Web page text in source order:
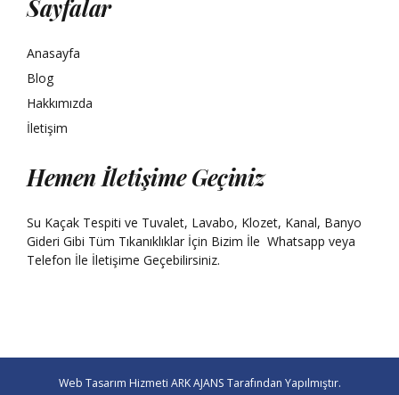
Sayfalar
Anasayfa
Blog
Hakkımızda
İletişim
Hemen İletişime Geçiniz
Su Kaçak Tespiti ve Tuvalet, Lavabo, Klozet, Kanal, Banyo
Gideri Gibi Tüm Tıkanıklıklar İçin Bizim İle Whatsapp veya
Telefon İle İletişime Geçebilirsiniz.
Web Tasarım Hizmeti ARK AJANS Tarafından Yapılmıştır.